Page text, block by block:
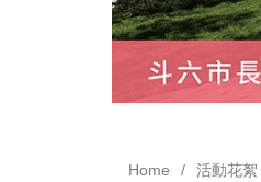
Home 活動花絮